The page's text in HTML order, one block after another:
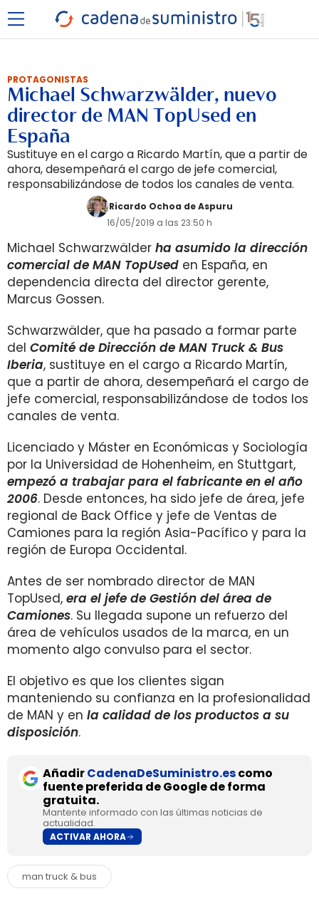
PROTAGONISTAS
Michael Schwarzwälder, nuevo
director de MAN TopUsed en
España
Sustituye en el cargo a Ricardo Martín, que a partir de
ahora, desempeñará el cargo de jefe comercial,
responsabilizándose de todos los canales de venta.
Ricardo Ochoa de Aspuru
16/05/2019 a las 23:50 h
Michael Schwarzwälder ha asumido la dirección
comercial de MAN TopUsed en España, en
dependencia directa del director gerente,
Marcus Gossen.
Schwarzwälder, que ha pasado a formar parte
del Comité de Dirección de MAN Truck & Bus
Iberia, sustituye en el cargo a Ricardo Martín,
que a partir de ahora, desempeñará el cargo de
jefe comercial, responsabilizándose de todos los
canales de venta.
Licenciado y Máster en Económicas y Sociología
por la Universidad de Hohenheim, en Stuttgart,
empezó a trabajar para el fabricante en el año
2006. Desde entonces, ha sido jefe de área, jefe
regional de Back Office y jefe de Ventas de
Camiones para la región Asia-Pacífico y para la
región de Europa Occidental.
Antes de ser nombrado director de MAN
TopUsed, era el jefe de Gestión del área de
Camiones. Su llegada supone un refuerzo del
área de vehículos usados de la marca, en un
momento algo convulso para el sector.
El objetivo es que los clientes sigan
manteniendo su confianza en la profesionalidad
de MAN y en la calidad de los productos a su
disposición.
AñadirCadenaDeSuministro.escomo
fuente preferida de Google de forma
gratuita.
Mantente informado con las últimas noticias de
actualidad.
ACTIVAR AHORA
man truck & bus